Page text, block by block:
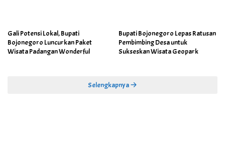
Gali Potensi Lokal, Bupati
Bojonegoro Luncurkan Paket
Wisata Padangan Wonderful
Bupati Bojonegoro Lepas Ratusan
Pembimbing Desa untuk
Sukseskan Wisata Geopark
Selengkapnya